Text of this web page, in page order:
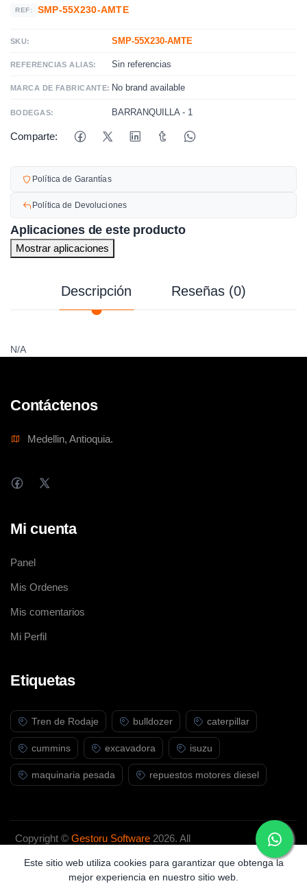
REF: SMP-55X230-AMTE
SKU: SMP-55X230-AMTE
REFERENCIAS ALIAS: Sin referencias
MARCA DE FABRICANTE: No brand available
BODEGAS: BARRANQUILLA - 1
Comparte:
Política de Garantías
Política de Devoluciones
Aplicaciones de este producto
Mostrar aplicaciones
Descripción Reseñas (0)
N/A
Contáctenos
Medellin, Antioquia.
Mi cuenta
Panel
Mis Ordenes
Mis comentarios
Mi Perfil
Etiquetas
Tren de Rodaje bulldozer caterpillar
cummins excavadora isuzu
maquinaria pesada repuestos motores diesel
Copyright ©Gestoru Software 2026. All
Este sitio web utiliza cookies para garantizar que obtenga la
mejor experiencia en nuestro sitio web.